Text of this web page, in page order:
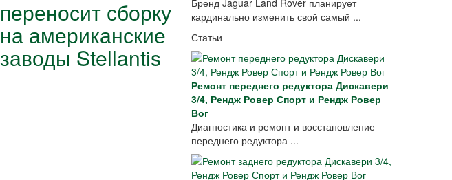
переносит сборку
на американские
заводы Stellantis
кардинально изменить свой самый ...
Статьи
Ремонт переднего редуктора Дискавери
3/4, Рендж Ровер Спорт и Рендж Ровер
Вог
Диагностика и ремонт и восстановление
переднего редуктора ...